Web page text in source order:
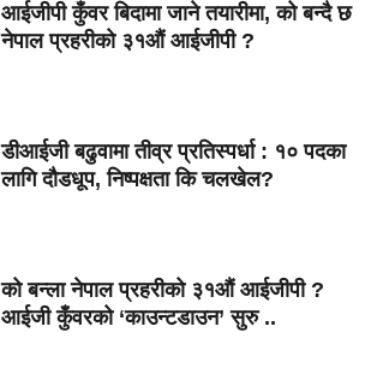
आईजीपी कुँवर बिदामा जाने तयारीमा, को बन्दै छ
नेपाल प्रहरीको ३१औं आईजीपी ?
डीआईजी बढुवामा तीव्र प्रतिस्पर्धा : १० पदका
लागि दौडधूप, निष्पक्षता कि चलखेल?
को बन्ला नेपाल प्रहरीको ३१औं आईजीपी ?
आईजी कुँवरको ‘काउन्टडाउन’ सुरु ..